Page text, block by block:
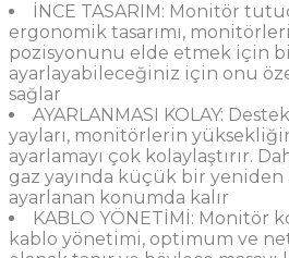
İNCE TASARIM: Monitör
ergonomik tasarımı,
pozisyonunu elde etmek için
ayarlayabileceğiniz için onu
sağlar
AYARLANMASI KOLAY:
yayları, monitörlerin
ayarlamayı çok kolaylaştırır.
gaz yayında küçük bir yeniden
ayarlanan konumda kalır
KABLO YÖNETİMİ: Monitör
kablo yönetimi, optimum ve